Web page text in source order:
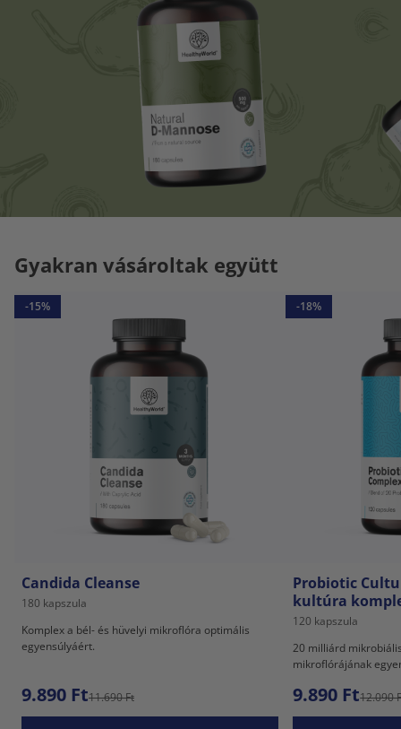
Gyakran vásároltak együtt
-15%
Candida Cleanse
180 kapszula
Komplex a bél- és hüvelyi mikroflóra optimális
egyensúlyáért.
9.890 Ft11.690 Ft
-18%
Probiotic
kultúra
120 kapszula
20 milliárd
mikroflórájának
9.890 Ft12.090